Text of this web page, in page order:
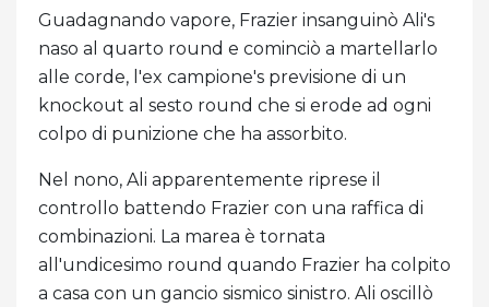
Guadagnando vapore, Frazier insanguinò Ali's
naso al quarto round e cominciò a martellarlo
alle corde, l'ex campione's previsione di un
knockout al sesto round che si erode ad ogni
colpo di punizione che ha assorbito.
Nel nono, Ali apparentemente riprese il
controllo battendo Frazier con una raffica di
combinazioni. La marea è tornata
all'undicesimo round quando Frazier ha colpito
a casa con un gancio sismico sinistro. Ali oscillò